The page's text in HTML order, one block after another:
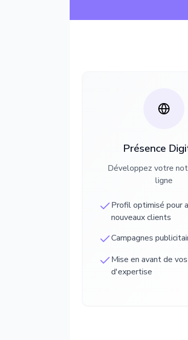
Présence
Développez votre
ligne
Profil optimisé pour
nouveaux clients
Campagnes
Mise en avant de
d'expertise